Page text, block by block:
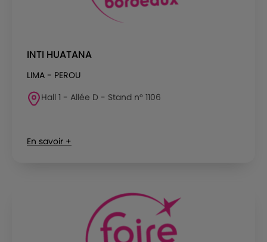
INTI HUATANA
LIMA - PEROU
Hall 1 - Allée D - Stand n° 1106
En savoir +